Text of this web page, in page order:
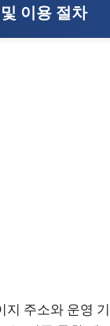
이용 절차
지 주소와 운영